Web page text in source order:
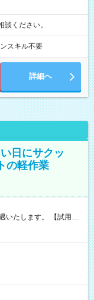
ください。
スキル不要
詳細へ
日にサクッ
の軽作業
ます。 【試用期